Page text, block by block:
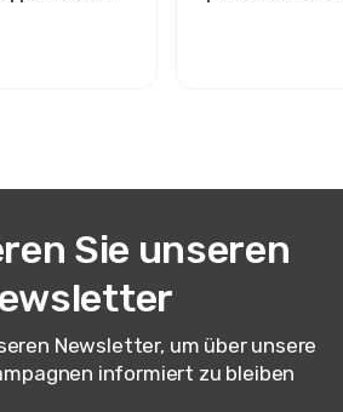
Sie unseren
Newsletter, um über unsere
informiert zu bleiben